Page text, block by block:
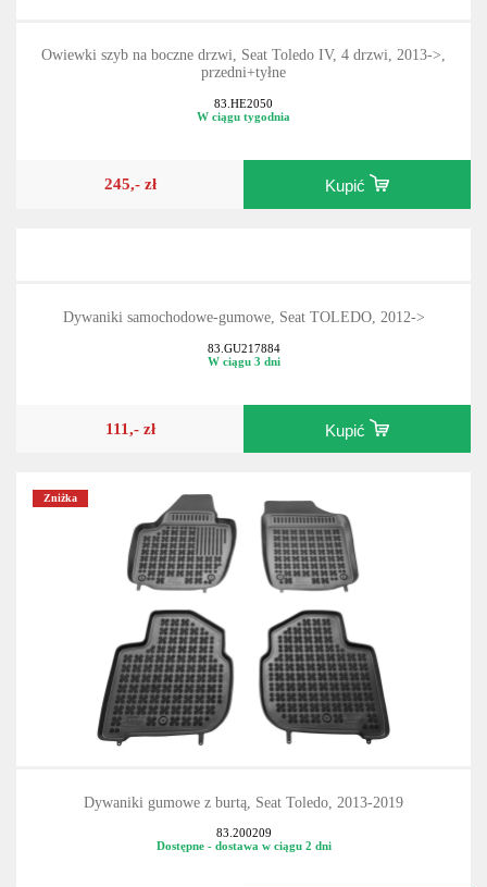
Owiewki szyb na boczne drzwi, Seat Toledo IV, 4 drzwi, 2013->,
przedni+tyłne
83.HE2050
W ciągu tygodnia
245,- zł Kupić
Dywaniki samochodowe-gumowe, Seat TOLEDO, 2012->
83.GU217884
W ciągu 3 dni
111,- zł Kupić
Zniżka
Dywaniki gumowe z burtą, Seat Toledo, 2013-2019
83.200209
Dostępne - dostawa w ciągu 2 dni